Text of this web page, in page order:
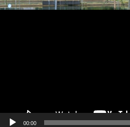
00:00